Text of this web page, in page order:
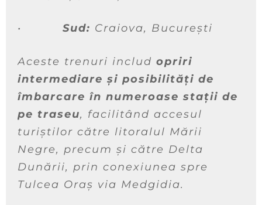
• Sud: Craiova, București
Aceste trenuri includ opriri
intermediare și posibilități de
îmbarcare în numeroase stații de
pe traseu, facilitând accesul
turiștilor către litoralul Mării
Negre, precum și către Delta
Dunării, prin conexiunea spre
Tulcea Oraș via Medgidia.